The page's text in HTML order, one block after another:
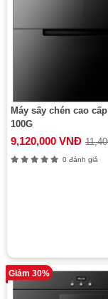
Máy sấy chén cao
100G
9,120,000 VNĐ
0 đánh giá
Giảm 30%